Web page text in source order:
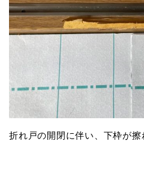
折れ戸の開閉に伴い、下枠が擦